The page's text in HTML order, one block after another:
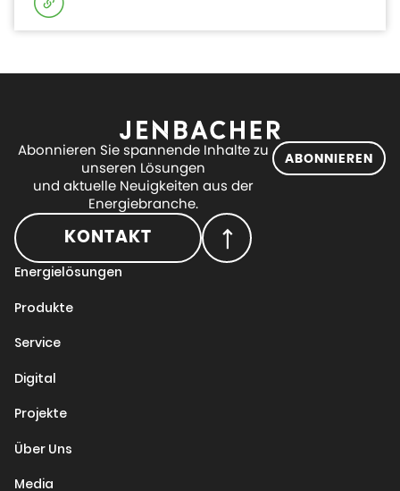
Abonnieren Sie spannende Inhalte zu
unseren Lösungen
und aktuelle Neuigkeiten aus der
Energiebranche.
ABONNIEREN
KONTAKT
Energielösungen
Produkte
Service
Digital
Projekte
Über Uns
Media